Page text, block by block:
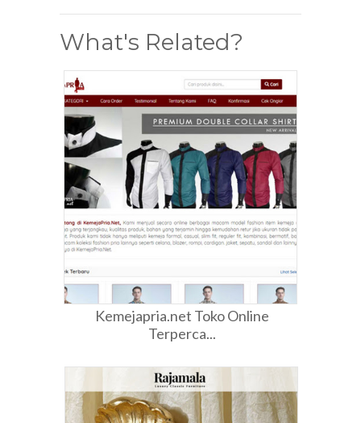
What's Related?
Kemejapria.net Toko Online
Terperca...